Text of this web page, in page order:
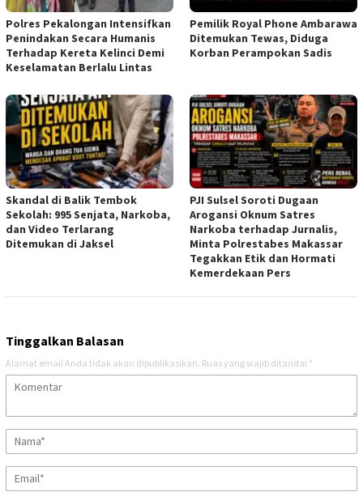
Polres Pekalongan Intensifkan
Penindakan Secara Humanis
Terhadap Kereta Kelinci Demi
Keselamatan Berlalu Lintas
Pemilik Royal Phone Ambarawa
Ditemukan Tewas, Diduga
Korban Perampokan Sadis
Skandal di Balik Tembok
Sekolah: 995 Senjata, Narkoba,
dan Video Terlarang
Ditemukan di Jaksel
PJI Sulsel Soroti Dugaan
Arogansi Oknum Satres
Narkoba terhadap Jurnalis,
Minta Polrestabes Makassar
Tegakkan Etik dan Hormati
Kemerdekaan Pers
Tinggalkan Balasan
Alamat email Anda tidak akan dipublikasikan. Ruas yang wajib ditandai *